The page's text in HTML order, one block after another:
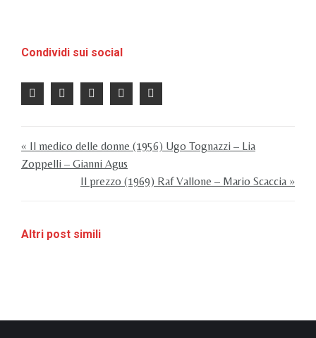
Condividi sui social
« Il medico delle donne (1956) Ugo Tognazzi – Lia
Zoppelli – Gianni Agus
Il prezzo (1969) Raf Vallone – Mario Scaccia »
Altri post simili